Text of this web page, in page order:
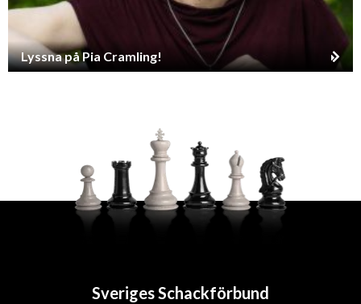
Lyssna på Pia Cramling!
Sveriges Schackförbund